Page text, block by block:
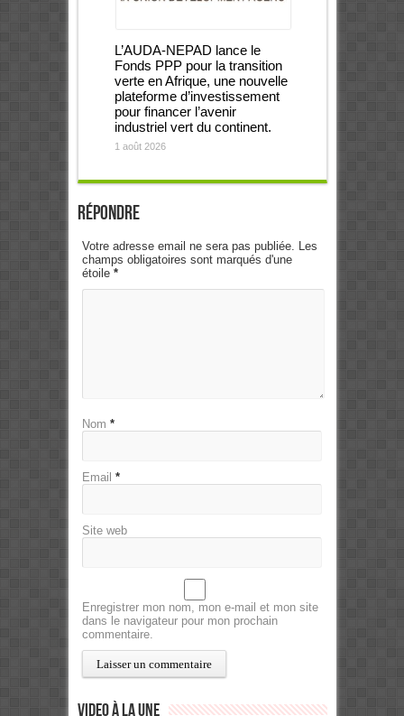
L’AUDA-NEPAD lance le
Fonds PPP pour la transition
verte en Afrique, une nouvelle
plateforme d’investissement
pour financer l’avenir
industriel vert du continent.
1 août 2026
Répondre
Votre adresse email ne sera pas publiée. Les
champs obligatoires sont marqués d'une
étoile *
Nom *
Email *
Site web
Enregistrer mon nom, mon e-mail et mon site
dans le navigateur pour mon prochain
commentaire.
Video à la Une